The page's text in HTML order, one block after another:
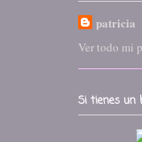
patricia
Ver todo mi
Si tienes un